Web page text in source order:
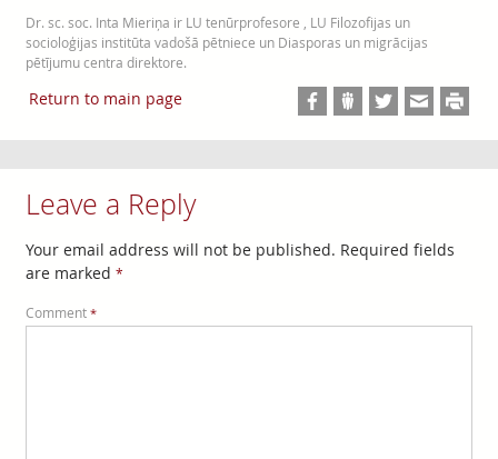
Dr. sc. soc. Inta Mieriņa ir LU tenūrprofesore , LU Filozofijas un
socioloģijas institūta vadošā pētniece un Diasporas un migrācijas
pētījumu centra direktore.
Return to main page
Leave a Reply
Your email address will not be published. Required fields
are marked *
Comment *